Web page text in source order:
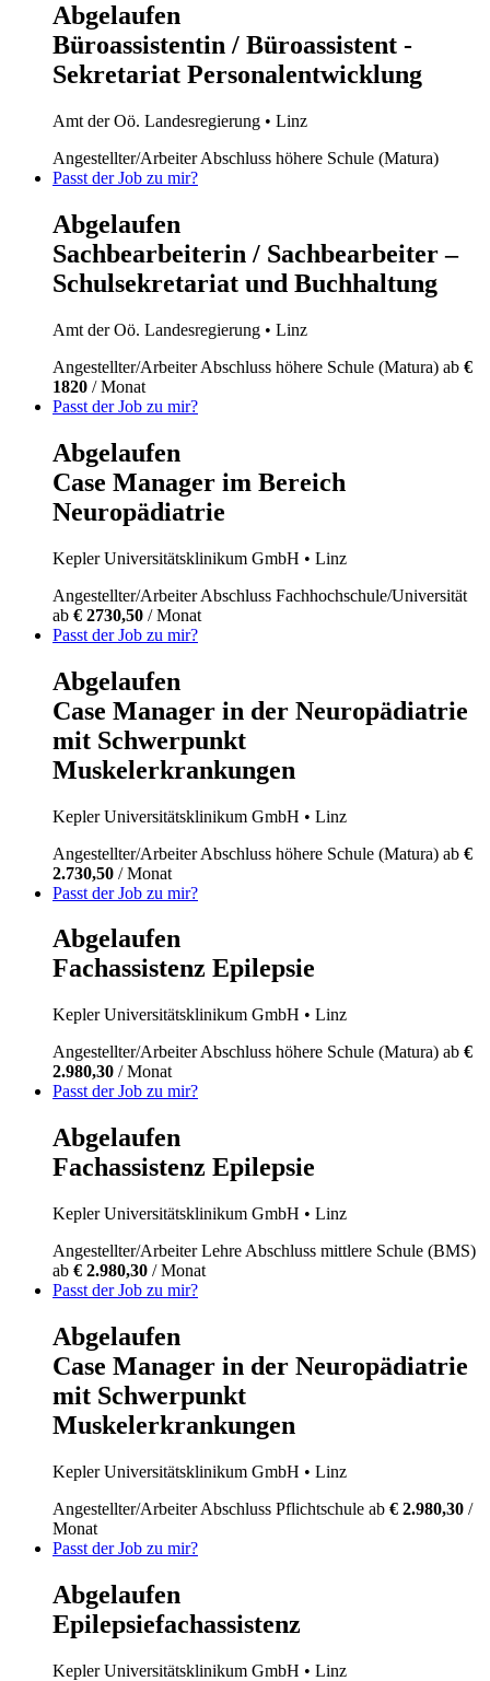
Abgelaufen
Büroassistentin / Büroassistent -
Sekretariat Personalentwicklung
Amt der Oö. Landesregierung • Linz
Angestellter/ArbeiterAbschluss höhere Schule (Matura)
Passt der Job zu mir?
Abgelaufen
Sachbearbeiterin / Sachbearbeiter –
Schulsekretariat und Buchhaltung
Amt der Oö. Landesregierung • Linz
Angestellter/ArbeiterAbschluss höhere Schule (Matura) ab €
1820 / Monat
Passt der Job zu mir?
Abgelaufen
Case Manager im Bereich
Neuropädiatrie
Kepler Universitätsklinikum GmbH • Linz
Angestellter/ArbeiterAbschluss Fachhochschule/Universität
ab € 2730,50 / Monat
Passt der Job zu mir?
Abgelaufen
Case Manager in der Neuropädiatrie
mit Schwerpunkt
Muskelerkrankungen
Kepler Universitätsklinikum GmbH • Linz
Angestellter/ArbeiterAbschluss höhere Schule (Matura) ab €
2.730,50 / Monat
Passt der Job zu mir?
Abgelaufen
Fachassistenz Epilepsie
Kepler Universitätsklinikum GmbH • Linz
Angestellter/ArbeiterAbschluss höhere Schule (Matura) ab €
2.980,30 / Monat
Passt der Job zu mir?
Abgelaufen
Fachassistenz Epilepsie
Kepler Universitätsklinikum GmbH • Linz
Angestellter/ArbeiterLehre Abschluss mittlere Schule (BMS)
ab € 2.980,30 / Monat
Passt der Job zu mir?
Abgelaufen
Case Manager in der Neuropädiatrie
mit Schwerpunkt
Muskelerkrankungen
Kepler Universitätsklinikum GmbH • Linz
Angestellter/ArbeiterAbschluss Pflichtschule ab € 2.980,30 /
Monat
Passt der Job zu mir?
Abgelaufen
Epilepsiefachassistenz
Kepler Universitätsklinikum GmbH • Linz